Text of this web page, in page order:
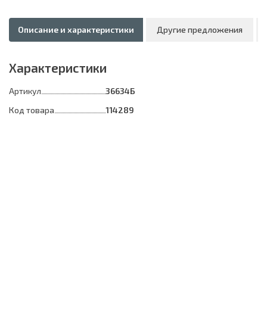
Описание и характеристики Другие предложения
Характеристики
Артикул
36634Б
Код товара
114289